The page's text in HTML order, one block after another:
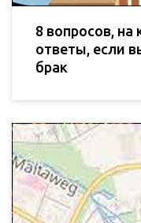
8 вопросов, на
ответы, если
брак